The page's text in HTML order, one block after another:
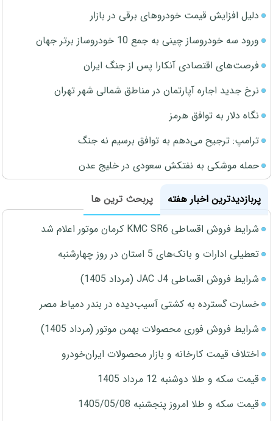
دلیل افزایش قیمت خودروهای برقی در بازار
ورود سه خودروساز چینی به جمع 10 خودروساز برتر جهان
فرصت‌های اقتصادی آنکارا پس از جنگ ایران
نرخ جدید اجاره آپارتمان در مناطق شمالی شهر تهران
نگاه دلار به توافق هرمز
ترامپ: ترجیح می‌دهم به توافق برسیم نه جنگ
حمله موشکی به نفتکش سعودی در خلیج عدن
پربازدیدترین اخبار هفته
پربحث ترین ها
شرایط فروش اقساطی KMC SR6 کرمان موتور اعلام شد
تعطیلی ادارات و بانک‌های 5 استان در روز چهارشنبه
شرایط فروش اقساطی JAC J4 (مرداد 1405)
خسارت گسترده به کشتی آسیب‌دیده در بندر دمیاط مصر
شرایط فروش فوری محصولات بهمن موتور (مرداد 1405)
اختلاف قیمت کارخانه و بازار محصولات ایران‌خودرو
قیمت سکه و طلا دوشنبه 12 مرداد 1405
قیمت سکه و طلا امروز پنجشنبه 1405/05/08